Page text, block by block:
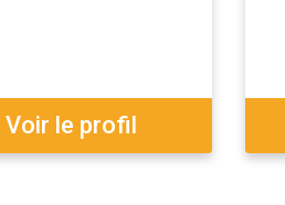
Voir le profil